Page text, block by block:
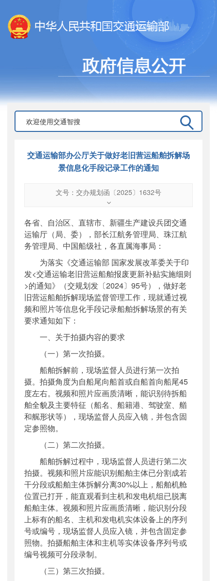
交通运输部办公厅关于做好老旧营运船舶拆解场
景信息化手段记录工作的通知
文号：交办规划函〔2025〕1632号
交办规划函〔2025〕1632号
公开日期：2025年08月25日
主题词：
老旧营运船舶;拆解;信息化
主题分类 ：其他
公文类型：部办公厅函
各省、自治区、直辖市、新疆生产建设兵团交通
运输厅（局、委），部长江航务管理局、珠江航
务管理局、中国船级社，各直属海事局：
为落实《交通运输部 国家发展改革委关于印
发<交通运输老旧营运船舶报废更新补贴实施细则
>的通知》（交规划发〔2024〕95号），做好老
旧营运船舶拆解现场监督管理工作，现就通过视
频和照片等信息化手段记录船舶拆解场景的有关
要求通知如下：
一、关于拍摄内容的要求
（一）第一次拍摄。
船舶拆解前，现场监督人员进行第一次拍
摄。拍摄角度为自船尾向船首或自船首向船尾45
度左右。视频和照片应画质清晰，能识别待拆船
舶全貌及主要特征（船名、船籍港、驾驶室、艏
和艉形状等），现场监督人员应入镜，并包含固
定参照物。
（二）第二次拍摄。
船舶拆解过程中，现场监督人员进行第二次
拍摄。视频和照片应能识别船舶主体已分割成若
干分段或船舶主体拆解分离30%以上，船舶机舱
位置已打开，能直观看到主机和发电机组已脱离
船舶主体。视频和照片应画质清晰，能识别分段
上标有的船名、主机和发电机实体设备上的序列
号或编号，现场监督人员应入镜，并包含固定参
照物。拍摄船舶主体和主机等实体设备序列号或
编号视频可分段录制。
（三）第三次拍摄。